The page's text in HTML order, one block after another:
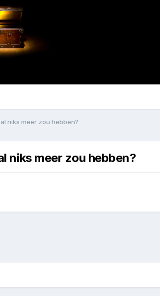
niks meer zou hebben?
niks meer zou hebben?